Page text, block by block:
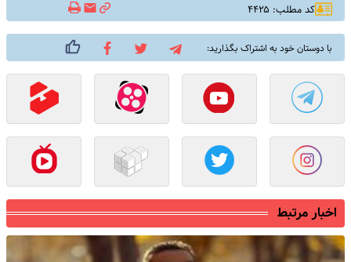
کد مطلب: ۴۴۲۵
با دوستان خود به اشتراک بگذارید:
اخبار مرتبط